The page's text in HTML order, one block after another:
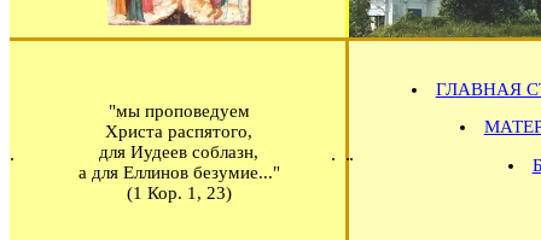
"мы проповедуем
Христа распятого,
для Иудеев соблазн,
а для Еллинов безумие..."
(1 Кор. 1, 23)
ГЛАВНАЯ